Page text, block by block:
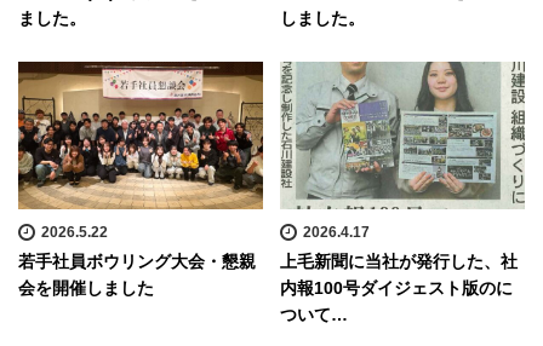
ました。
しました。
2026.5.22
若手社員ボウリング大会・懇親
会を開催しました
2026.4.17
上毛新聞に当社が発行した、社
内報100号ダイジェスト版のに
ついて…